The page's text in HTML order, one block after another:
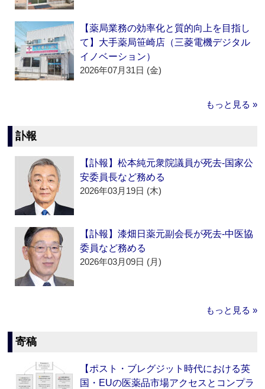
【薬局業務の効率化と質的向上を目指し
て】大手薬局笹崎店（三菱電機デジタル
イノベーション）
2026年07月31日 (金)
もっと見る »
訃報
【訃報】松本純元衆院議員が死去‐国家公
安委員長など務める
2026年03月19日 (木)
【訃報】漆畑日薬元副会長が死去‐中医協
委員など務める
2026年03月09日 (月)
もっと見る »
寄稿
【ポスト・ブレグジット時代における英
国・EUの医薬品市場アクセスとコンプラ